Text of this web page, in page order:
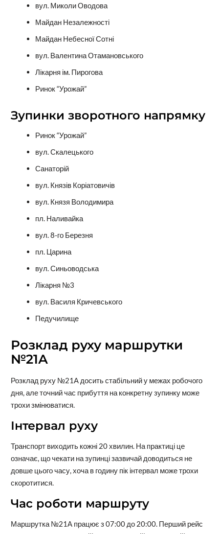
вул. Миколи Оводова
Майдан Незалежності
Майдан Небесної Сотні
вул. Валентина Отамановського
Лікарня ім. Пирогова
Ринок “Урожай”
Зупинки зворотного напрямку
Ринок “Урожай”
вул. Скалецького
Санаторій
вул. Князів Коріатовичів
вул. Князя Володимира
пл. Наливайка
вул. 8-го Березня
пл. Царина
вул. Синьоводська
Лікарня №3
вул. Василя Кричевського
Педучилище
Розклад руху маршрутки
№21А
Розклад руху №21А досить стабільний у межах робочого
дня, але точний час прибуття на конкретну зупинку може
трохи змінюватися.
Інтервал руху
Транспорт виходить кожні 20 хвилин. На практиці це
означає, що чекати на зупинці зазвичай доводиться не
довше цього часу, хоча в годину пік інтервал може трохи
скоротитися.
Час роботи маршруту
Маршрутка №21А працює з 07:00 до 20:00. Перший рейс